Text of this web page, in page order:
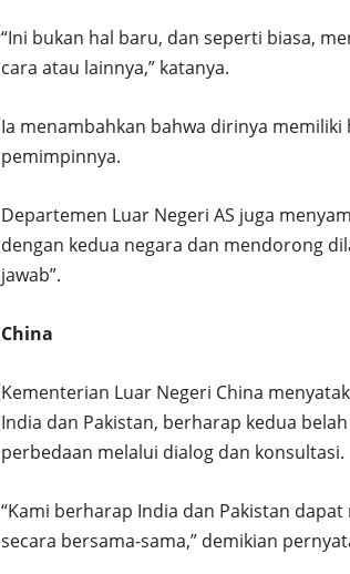
“Ini bukan hal baru, dan seperti biasa,
cara atau lainnya,” katanya.
Ia menambahkan bahwa dirinya
pemimpinnya.
Departemen Luar Negeri AS juga
dengan kedua negara dan mendorong
jawab”.
China
Kementerian Luar Negeri China
India dan Pakistan, berharap kedua
perbedaan melalui dialog dan konsultasi.
“Kami berharap India dan Pakistan
secara bersama-sama,” demikian